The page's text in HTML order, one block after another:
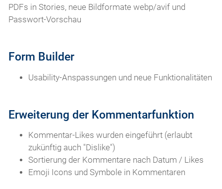
PDFs in Stories, neue Bildformate webp/avif und
Passwort-Vorschau
Form Builder
Usability-Anspassungen und neue Funktionalitäten
Erweiterung der Kommentarfunktion
Kommentar-Likes wurden eingeführt (erlaubt
zukünftig auch "Dislike")
Sortierung der Kommentare nach Datum / Likes
Emoji Icons und Symbole in Kommentaren